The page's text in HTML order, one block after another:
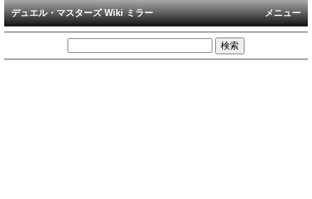
メニュー
デュエル・マスターズ Wiki ミラー